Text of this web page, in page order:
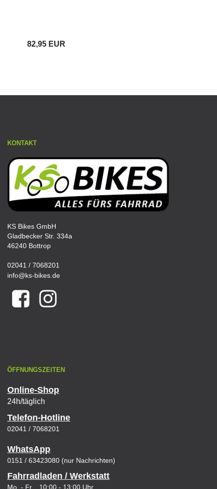
82,95 EUR
KONTAKT
KS Bikes GmbH
Gladbecker Str. 334a
46240 Bottrop
02041 / 7068201
info@ks-bikes.de
ÖFFNUNGSZEITEN
Online-Shop
24h/täglich
Telefon-Hotline
02041 / 7068201
WhatsApp
0151 / 63423080 (nur Nachrichten)
Fahrradladen / Werkstatt
Mo. - Fr. 10:00 - 13:00 Uhr